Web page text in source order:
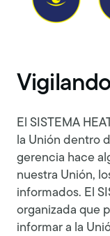
El SISTEMA
la Unión dentro
gerencia hace
nuestra Unión,
informados. El
organizada que
informar a la